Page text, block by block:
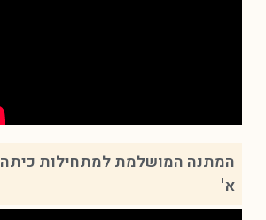
המתנה המושלמת למתחילות כיתה
א'